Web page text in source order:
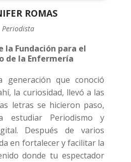
ROMAS
Periodista
la Fundación para el
de la Enfermería
generación que conoció
la curiosidad, llevó a las
letras se hicieron paso,
estudiar Periodismo y
Después de varios
en fortalecer y facilitar la
donde tu espectador